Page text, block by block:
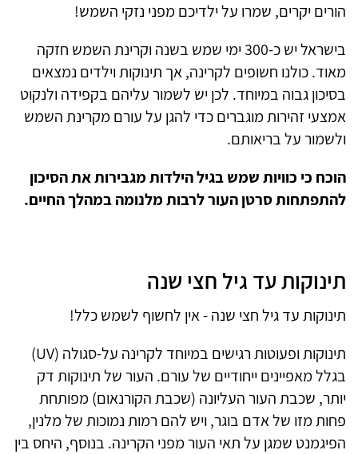
הורים יקרים, שמרו על ילדיכם מפני נזקי השמש!
בישראל יש כ-300 ימי שמש בשנה וקרינת השמש חזקה
מאוד. כולנו חשופים לקרינה, אך תינוקות וילדים נמצאים
בסיכון גבוה במיוחד. לכן יש לשמור עליהם בקפידה ולנקוט
אמצעי זהירות מוגברים כדי להגן על עורם מקרינת השמש
ולשמור על בריאותם.
הוכח כי כוויות שמש בגיל הילדות מגבירות את הסיכון
להתפתחות סרטן העור לרבות מלנומה במהלך החיים.
תינוקות עד גיל חצי שנה
תינוקות עד גיל חצי שנה - אין לחשוף לשמש כלל!
תינוקות ופעוטות רגישים במיוחד לקרינה על-סגולה (UV
)
בגלל מאפיינים ייחודיים של עורם. העור של תינוקות דק
יותר, שכבת העור העליונה (שכבת הקורנאום) מפותחת
פחות מזו של אדם בוגר, ויש להם רמות נמוכות של מלנין,
הפיגמנט שמגן על תאי העור מפני הקרינה. בנוסף, היחס בין